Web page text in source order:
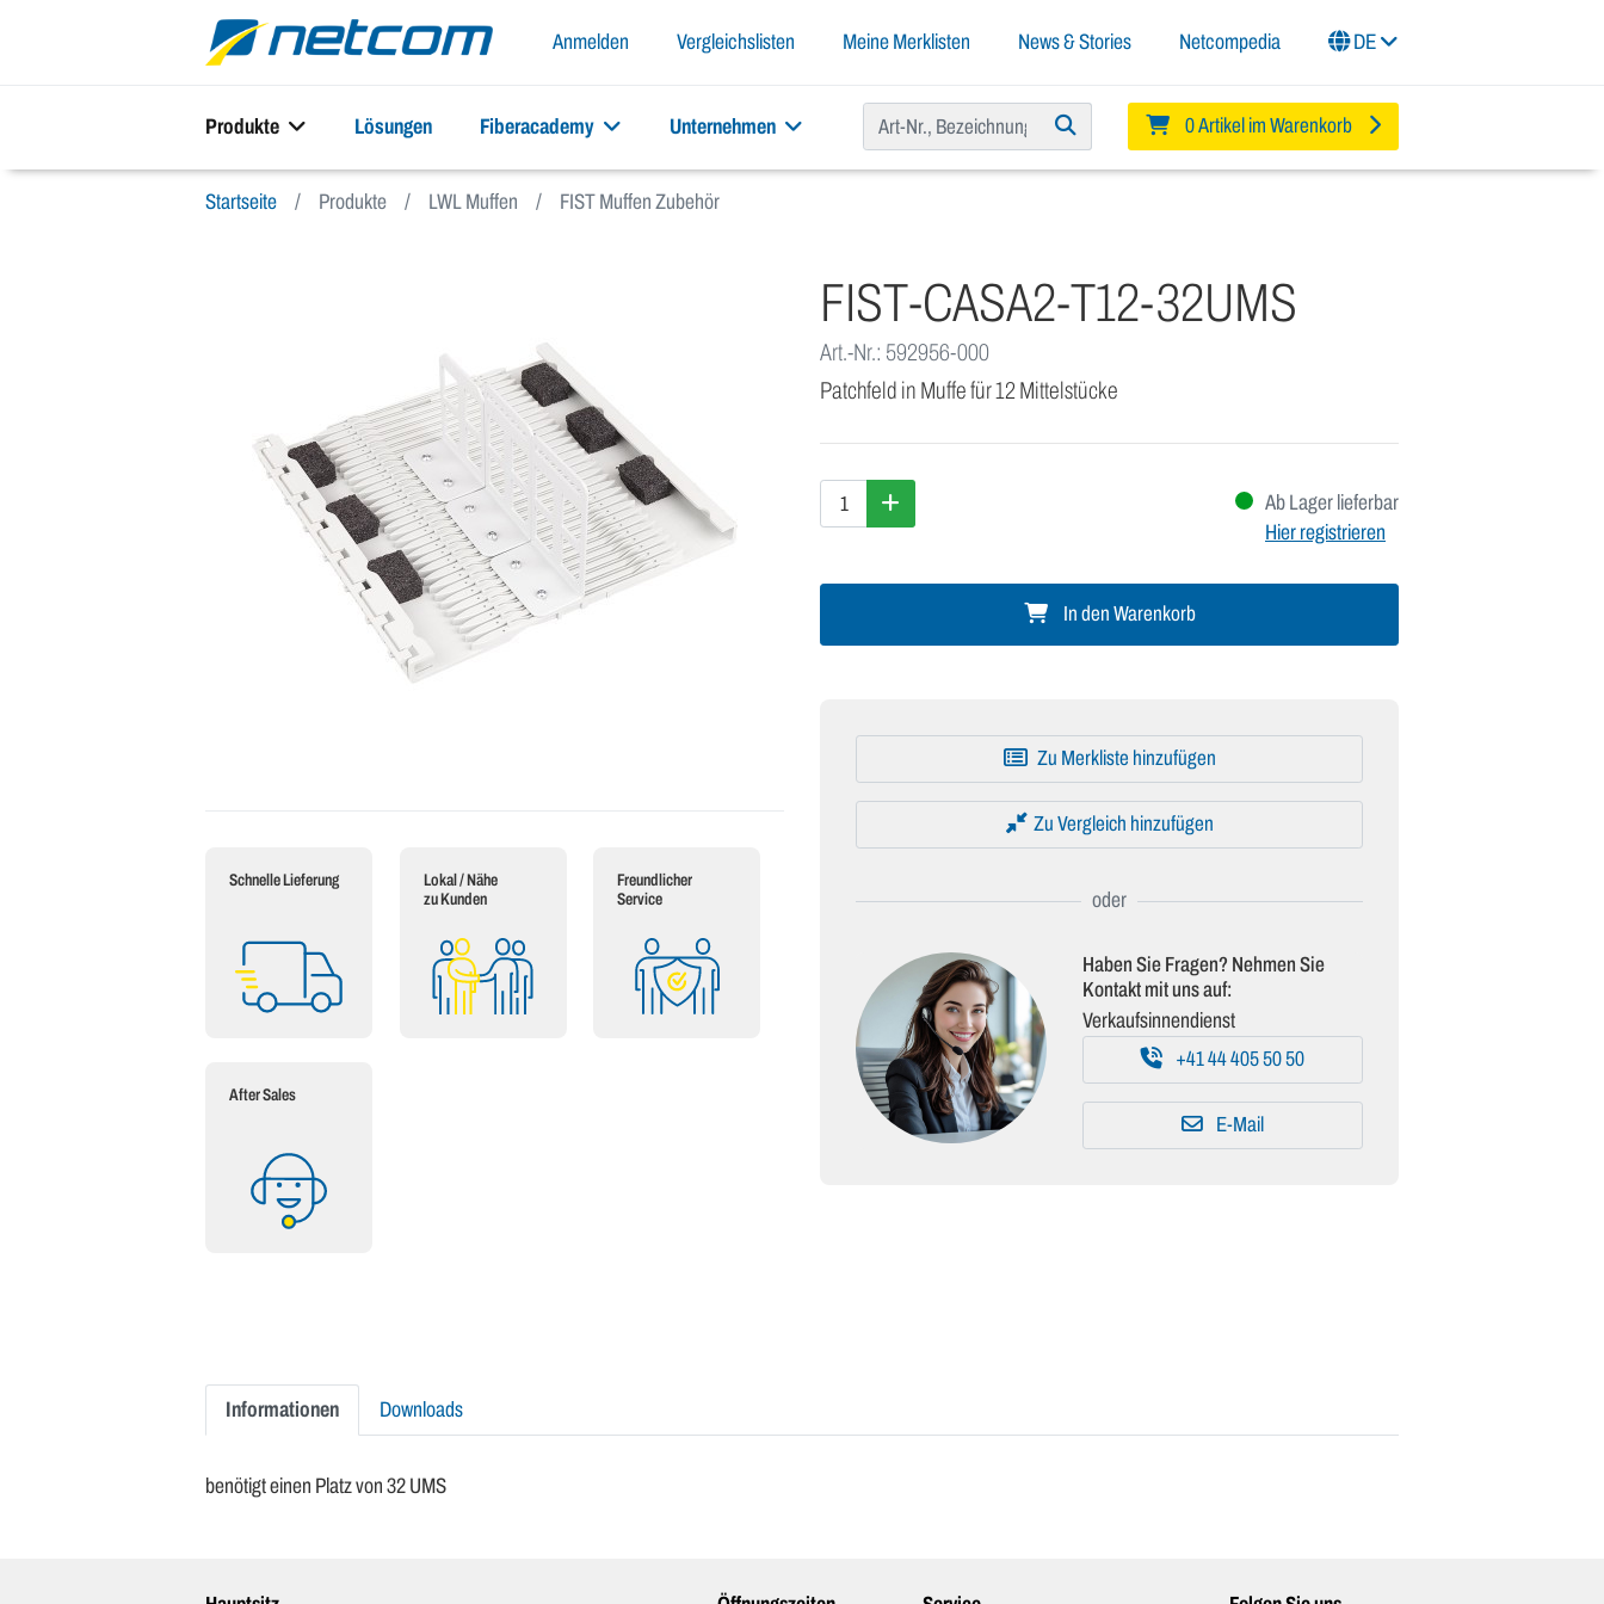
Anmelden Vergleichslisten Meine Merklisten News & Stories Netcompedia DE
Produkte Lösungen Fiberacademy Unternehmen 0 Artikel im Warenkorb
Startseite Produkte LWL Muffen FIST Muffen Zubehör
Schnelle Lieferung
Lokal / Nähe
zu Kunden
Freundlicher
Service
After Sales
FIST-CASA2-T12-32UMS
Art.-Nr.: 592956-000
Patchfeld in Muffe für 12 Mittelstücke
Ab Lager lieferbar
Hier registrieren
In den Warenkorb
Zu Merkliste hinzufügen
Zu Vergleich hinzufügen
Haben Sie Fragen? Nehmen Sie
Kontakt mit uns auf:
Verkaufsinnendienst
+41 44 405 50 50
E-Mail
Informationen Downloads
benötigt einen Platz von 32 UMS